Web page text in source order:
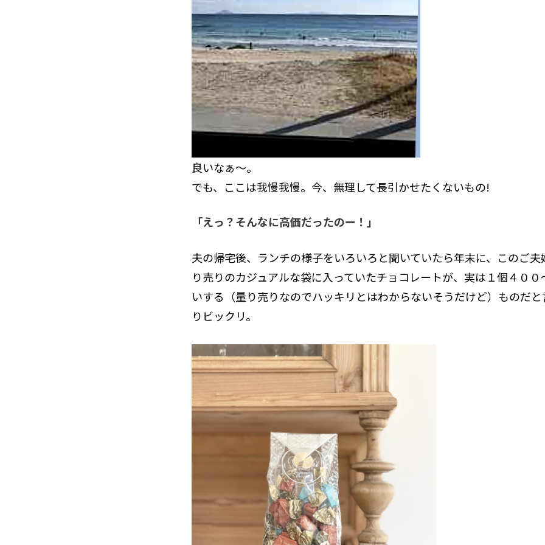
良いなぁ〜。
でも、ここは我慢我慢。今、無理して長引かせたくないもの!
「えっ？そんなに高価だったのー！」
夫の帰宅後、ランチの様子をいろいろと聞いていたら年末に、このご
り売りのカジュアルな袋に入っていたチョコレートが、実は１個４００
いする（量り売りなのでハッキリとはわからないそうだけど）ものだ
りビックリ。